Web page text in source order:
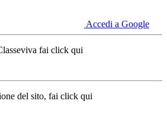
Accedi a Google
fai click qui
del sito, fai click qui